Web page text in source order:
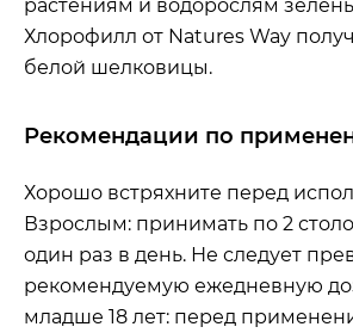
растениям и водорослям
Хлорофилл от Natures Way
белой шелковицы.
Рекомендации по
Хорошо встряхните перед
Взрослым: принимать по 2
один раз в день. Не следует
рекомендуемую ежедневную
младше 18 лет: перед